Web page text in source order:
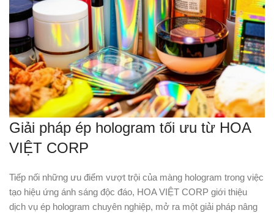
Giải pháp ép hologram tối ưu từ HOA
VIỆT CORP
Tiếp nối những ưu điểm vượt trội của màng hologram trong việc
tạo hiệu ứng ánh sáng độc đáo, HOA VIỆT CORP giới thiệu
dịch vụ ép hologram chuyên nghiệp, mở ra một giải pháp nâng